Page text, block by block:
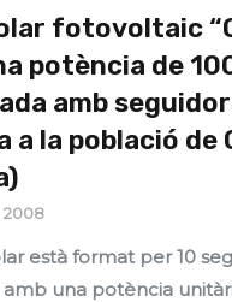
fotovoltaic
potència de
amb
a la població de
2008
està format per 10
amb una potència